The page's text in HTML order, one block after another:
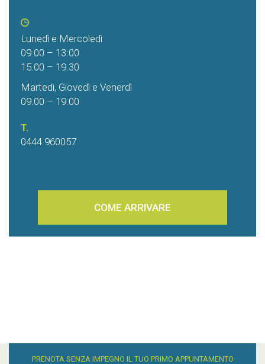
Lunedì e Mercoledì
09.00 – 13:00
15.00 – 19.30
Martedì, Giovedì e Venerdì
09.00 – 19:00
T.
0444 960057
COME ARRIVARE
PRENOTA SENZA IMPEGNO IL TUO PRIMO APPUNTAMENTO